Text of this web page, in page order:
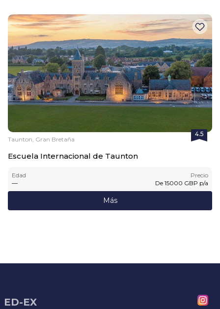
4.5
Taunton, Gran Bretaña
Escuela Internacional de Taunton
Edad
—
Precio
De 15000 GBP p/a
Más
ED-EX